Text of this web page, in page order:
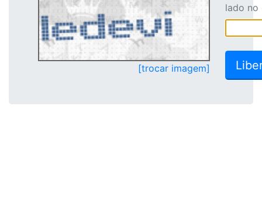
[trocar imagem]
lado no